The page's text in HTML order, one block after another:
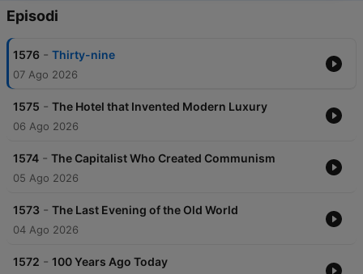
Episodi
1576 - Thirty-nine
07 Ago 2026
1575 - The Hotel that Invented Modern Luxury
06 Ago 2026
1574 - The Capitalist Who Created Communism
05 Ago 2026
1573 - The Last Evening of the Old World
04 Ago 2026
1572 - 100 Years Ago Today